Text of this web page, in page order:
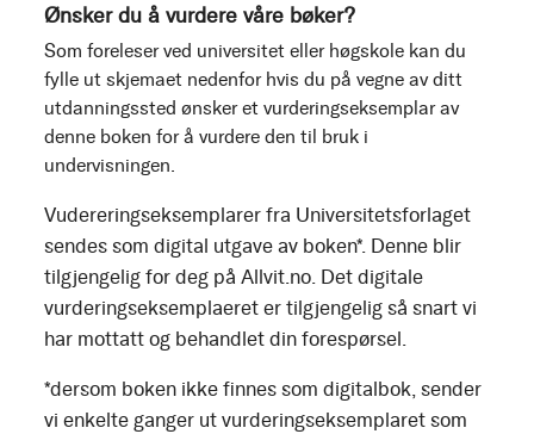
Ønsker du å vurdere våre bøker?
Som foreleser ved universitet eller høgskole kan du
fylle ut skjemaet nedenfor hvis du på vegne av ditt
utdanningssted ønsker et vurderingseksemplar av
denne boken for å vurdere den til bruk i
undervisningen.
Vudereringseksemplarer fra Universitetsforlaget
sendes som digital utgave av boken*. Denne blir
tilgjengelig for deg på Allvit.no. Det digitale
vurderingseksemplaeret er tilgjengelig så snart vi
har mottatt og behandlet din forespørsel.
*dersom boken ikke finnes som digitalbok, sender
vi enkelte ganger ut vurderingseksemplaret som